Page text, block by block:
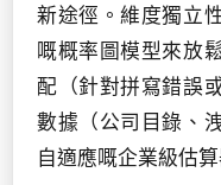
新途徑。維度獨立
嘅概率圖模型來放
配（針對拼寫錯誤
數據（公司目錄、
自適應嘅企業級估